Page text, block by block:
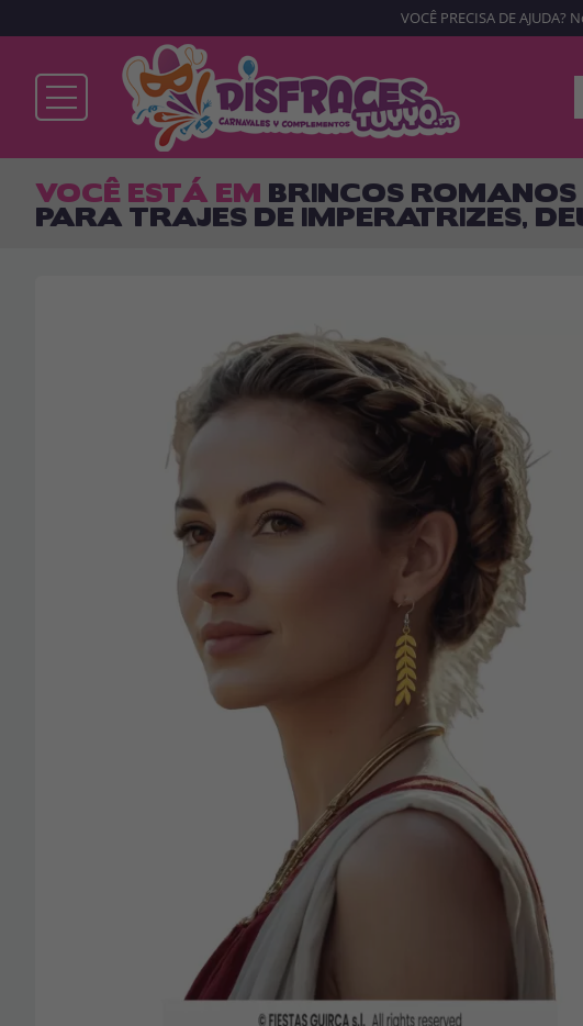
Já sou cliente
VOCÊ PRECISA DE
VOCÊ ESTÁ EM BRINCOS
PARA TRAJES DE IMPERATRIZES,